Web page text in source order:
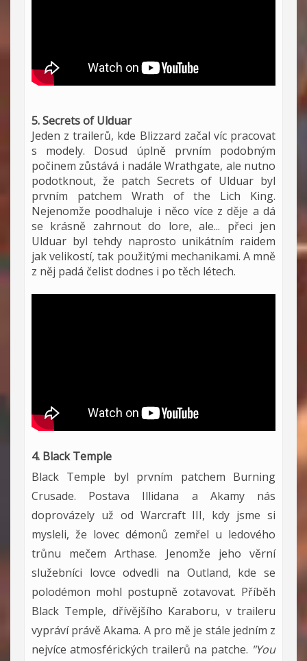
5. Secrets of Ulduar
Jeden z trailerů, kde Blizzard začal víc pracovat
s modely. Dosud úplně prvním podobným
počinem zůstává i nadále Wrathgate, ale nutno
podotknout, že patch Secrets of Ulduar byl
prvním patchem Wrath of the Lich King.
Nejenomže poodhaluje i něco více z děje a dá
se krásně zahrnout do lore, ale... přeci jen
Ulduar byl tehdy naprosto unikátním raidem
jak velikostí, tak použitými mechanikami. A mně
z něj padá čelist dodnes i po těch létech.
4. Black Temple
Black Temple byl prvním patchem Burning
Crusade. Postava Illidana a Akamy nás
doprovázely už od Warcraft III, kdy jsme si
mysleli, že lovec démonů zemřel u ledového
trůnu mečem Arthase. Jenomže jeho věrní
služebníci lovce odvedli na Outland, kde se
polodémon mohl postupně zotavovat. Příběh
Black Temple, dřívějšího Karaboru, v traileru
vypráví právě Akama. A pro mě je stále jedním z
nejvíce atmosférických trailerů na patche. "You